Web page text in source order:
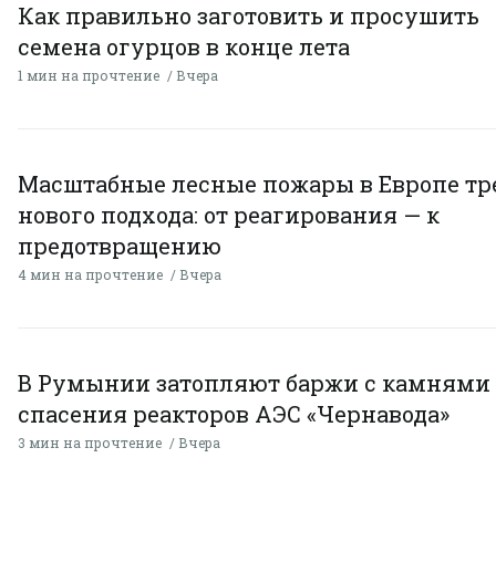
Как правильно заготовить и просушить
семена огурцов в конце лета
1 мин на прочтение Вчера
Масштабные лесные пожары в Европе
нового подхода: от реагирования — к
предотвращению
4 мин на прочтение Вчера
В Румынии затопляют баржи с камнями
спасения реакторов АЭС «Чернавода»
3 мин на прочтение Вчера